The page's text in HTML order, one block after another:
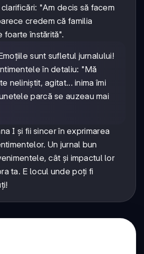
"Am decis să facem
credem că familia
foarte înstărită".
sunt sufletul jurnalului!
în detaliu: "Mă
neliniștit, agitat... inima îmi
parcă se auzeau mai
I și fii sincer în exprimarea
Un jurnal bun
cât și impactul lor
ta. E locul unde poți fi